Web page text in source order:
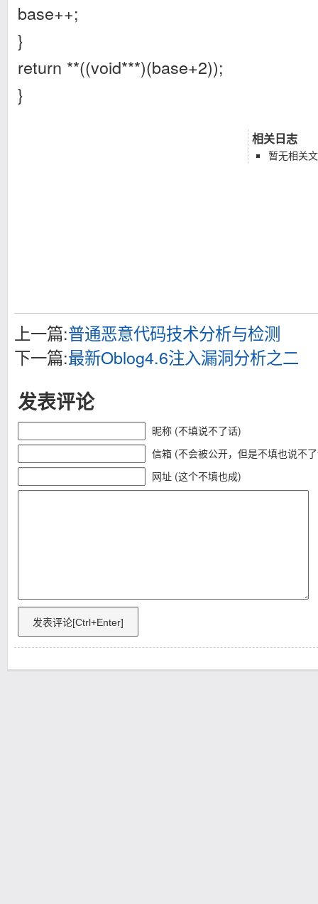
base++;
}
return **((void***)(base+2));
}
相关日志
暂无相关
上一篇:普通恶意代码技术分析与检测
下一篇:最新Oblog4.6注入漏洞分析之二
发表评论
昵称 (不填说不了话)
信箱 (不会被公开，但是不填也说不
网址 (这个不填也成)